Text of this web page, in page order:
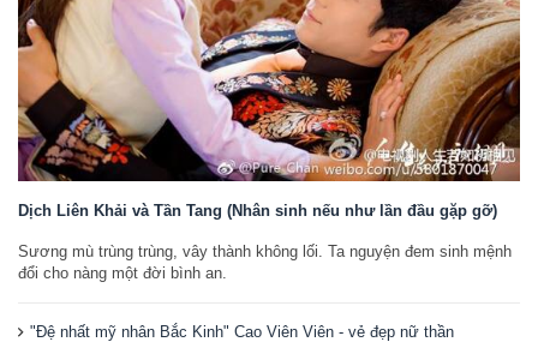
Dịch Liên Khải và Tần Tang (Nhân sinh nếu như lần đầu gặp gỡ)
Sương mù trùng trùng, vây thành không lối. Ta nguyện đem sinh mệnh
đổi cho nàng một đời bình an.
"Đệ nhất mỹ nhân Bắc Kinh" Cao Viên Viên - vẻ đẹp nữ thần